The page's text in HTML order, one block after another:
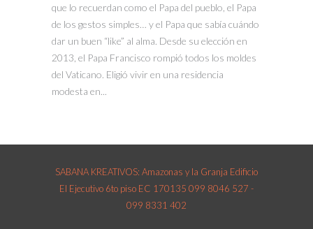
que lo recuerdan como el Papa del pueblo, el Papa
de los gestos simples… y el Papa que sabía cuándo
dar un buen “like” al alma. Desde su elección en
2013, el Papa Francisco rompió todos los moldes
del Vaticano. Eligió vivir en una residencia
modesta en...
SABANA KREATIVOS: Amazonas y la Granja Edificio
El Ejecutivo 6to piso EC 170135 099 8046 527 -
099 8331 402